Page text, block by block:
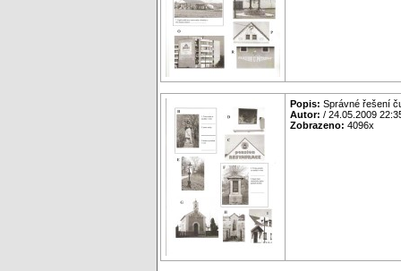
Popis: Správné řešení
Autor: / 24.05.2009
Zobrazeno: 4096x